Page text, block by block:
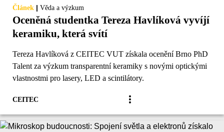
Článek | Věda a výzkum
Oceněná studentka Tereza Havlíková vyvíjí
keramiku, která svítí
Tereza Havlíková z CEITEC VUT získala ocenění Brno PhD
Talent za výzkum transparentní keramiky s novými optickými
vlastnostmi pro lasery, LED a scintilátory.
CEITEC